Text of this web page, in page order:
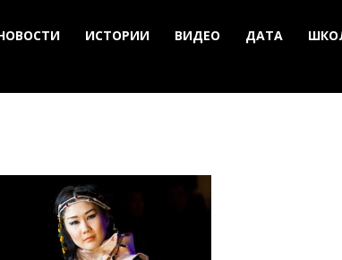
ИСТОРИИ ВИДЕО ДАТА